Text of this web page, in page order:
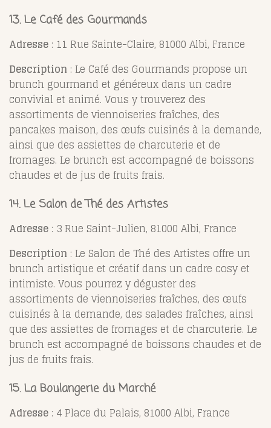
13.Le Café des Gourmands
Adresse : 11 Rue Sainte-Claire, 81000 Albi, France
Description : Le Café des Gourmands propose un
brunch gourmand et généreux dans un cadre
convivial et animé. Vous y trouverez des
assortiments de viennoiseries fraîches, des
pancakes maison, des œufs cuisinés à la demande,
ainsi que des assiettes de charcuterie et de
fromages. Le brunch est accompagné de boissons
chaudes et de jus de fruits frais.
14.Le Salon de Thé des Artistes
Adresse : 3 Rue Saint-Julien, 81000 Albi, France
Description : Le Salon de Thé des Artistes offre un
brunch artistique et créatif dans un cadre cosy et
intimiste. Vous pourrez y déguster des
assortiments de viennoiseries fraîches, des œufs
cuisinés à la demande, des salades fraîches, ainsi
que des assiettes de fromages et de charcuterie. Le
brunch est accompagné de boissons chaudes et de
jus de fruits frais.
15.La Boulangerie du Marché
Adresse : 4 Place du Palais, 81000 Albi, France